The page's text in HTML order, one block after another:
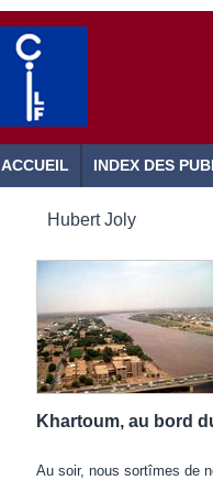
ACCUEIL INDEX DES
Hubert Joly
Khartoum, au bord
Au soir, nous sortîmes de